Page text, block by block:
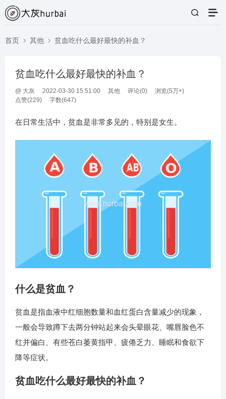
首页 其他 贫血吃什么最好最快的补血？
贫血吃什么最好最快的补血？
@ 大灰 2022-03-30 15:51:00 其他 评论(0)
浏览(5万+)
点赞(229) 字数(647)
在日常生活中，贫血是非常多见的，特别是女生。
什么是贫血？
贫血是指血液中红细胞数量和血红蛋白含量减少的现象，
一般会导致蹲下去两分钟站起来会头晕眼花、嘴唇脸色不
红并偏白、有些苍白萎黄指甲、疲倦乏力、睡眠和食欲下
降等症状。
贫血吃什么最好最快的补血？